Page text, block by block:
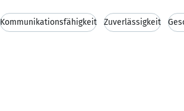
Kommunikationsfähigkeit Zuverlässigkeit